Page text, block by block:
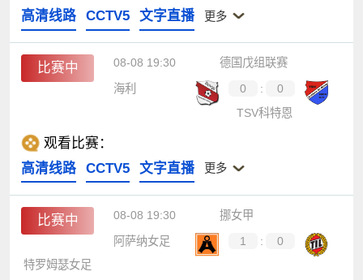
高清线路
CCTV5 文字直播 更多
比赛中 08-08 19:30
德国戊组联赛
海利
0 :
0
TSV科特恩
观看比赛：
高清线路
CCTV5 文字直播 更多
比赛中 08-08 19:30
挪女甲
阿萨纳女足
1 :
0
特罗姆瑟女足